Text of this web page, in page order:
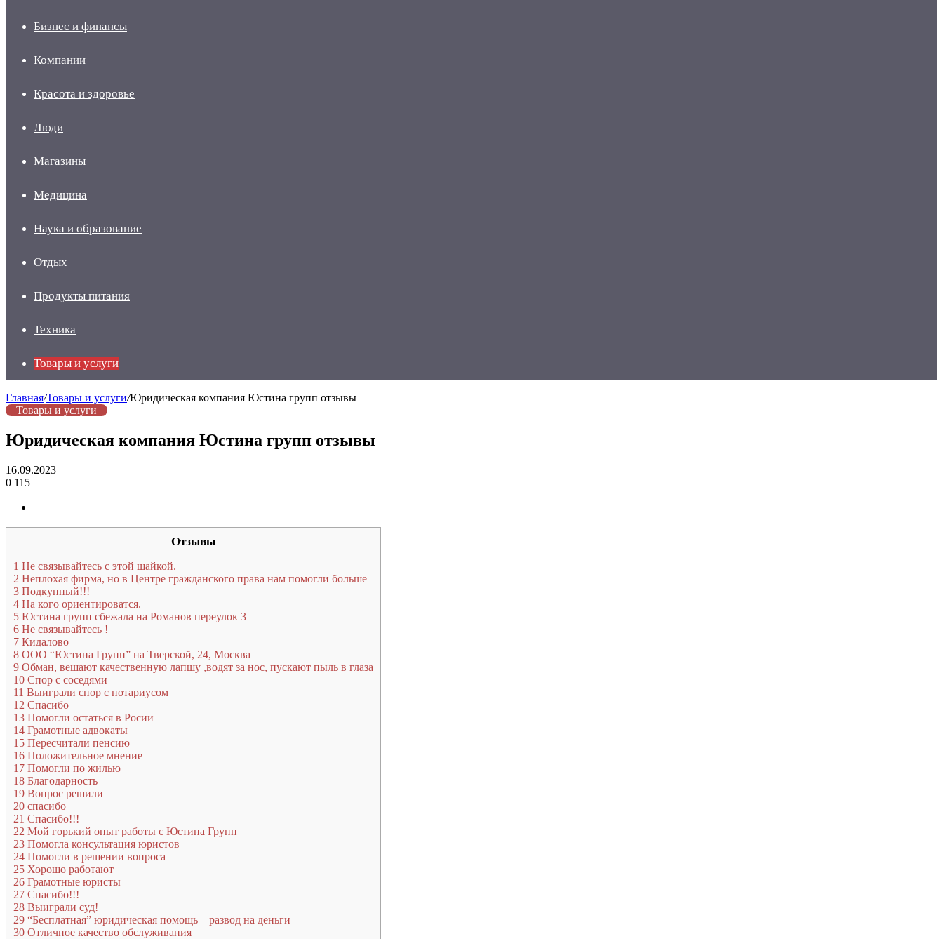
Бизнес и финансы
Компании
Красота и здоровье
Люди
Магазины
Медицина
Наука и образование
Отдых
Продукты питания
Техника
Товары и услуги
Главная/Товары и услуги/Юридическая компания Юстина групп отзывы
Товары и услуги
Юридическая компания Юстина групп отзывы
16.09.2023
0 115
Отзывы
1 Не связывайтесь с этой шайкой.
2 Неплохая фирма, но в Центре гражданского права нам помогли больше
3 Подкупный!!!
4 На кого ориентироватся.
5 Юстина групп сбежала на Романов переулок 3
6 Не связывайтесь !
7 Кидалово
8 ООО “Юстина Групп” на Тверской, 24, Москва
9 Обман, вешают качественную лапшу ,водят за нос, пускают пыль в глаза
10 Спор с соседями
11 Выиграли спор с нотариусом
12 Спасибо
13 Помогли остаться в Росии
14 Грамотные адвокаты
15 Пересчитали пенсию
16 Положительное мнение
17 Помогли по жилью
18 Благодарность
19 Вопрос решили
20 спасибо
21 Спасибо!!!
22 Мой горький опыт работы с Юстина Групп
23 Помогла консультация юристов
24 Помогли в решении вопроса
25 Хорошо работают
26 Грамотные юристы
27 Спасибо!!!
28 Выиграли суд!
29 “Бесплатная” юридическая помощь – развод на деньги
30 Отличное качество обслуживания